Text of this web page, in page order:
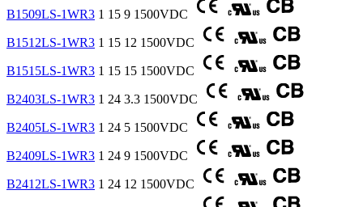
B1509LS-1WR3 1 15 9 1500VDC
B1512LS-1WR3 1 15 12 1500VDC
B1515LS-1WR3 1 15 15 1500VDC
B2403LS-1WR3 1 24 3.3 1500VDC
B2405LS-1WR3 1 24 5 1500VDC
B2409LS-1WR3 1 24 9 1500VDC
B2412LS-1WR3 1 24 12 1500VDC